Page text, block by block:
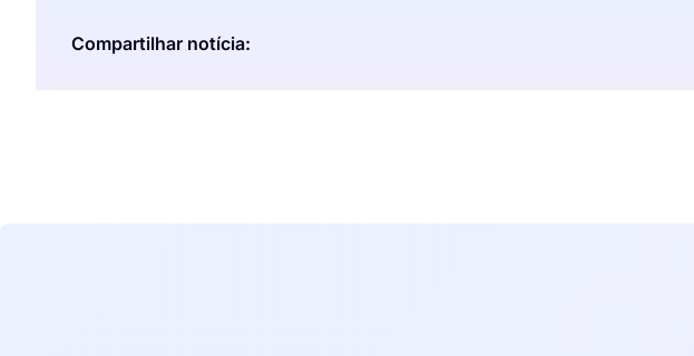
Compartilhar notícia: